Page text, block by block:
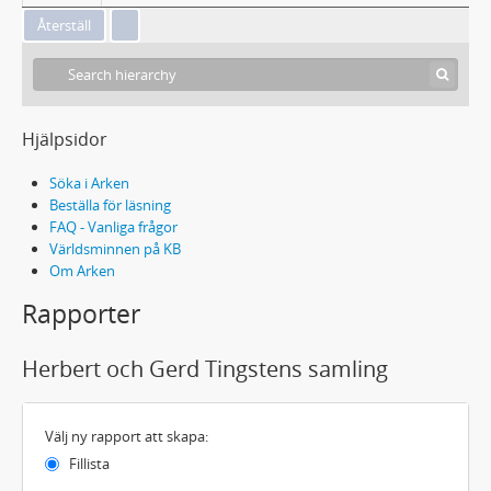
Hjälpsidor
Söka i Arken
Beställa för läsning
FAQ - Vanliga frågor
Världsminnen på KB
Om Arken
Rapporter
Herbert och Gerd Tingstens samling
Välj ny rapport att skapa:
Fillista